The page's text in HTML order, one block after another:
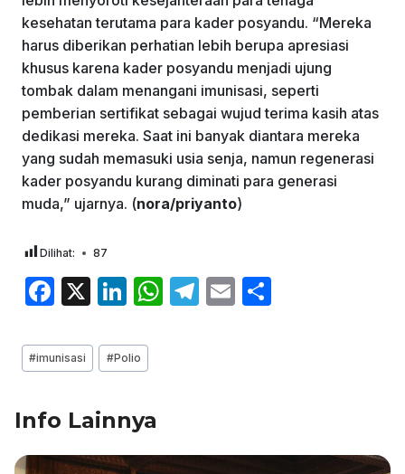
kesehatan terutama para kader posyandu. “Mereka
harus diberikan perhatian lebih berupa apresiasi
khusus karena kader posyandu menjadi ujung
tombak dalam menangani imunisasi, seperti
pemberian sertifikat sebagai wujud terima kasih atas
dedikasi mereka. Saat ini banyak diantara mereka
yang sudah memasuki usia senja, namun regenerasi
kader posyandu kurang diminati para generasi
muda,” ujarnya. (nora/priyanto)
Dilihat: 87
F
c
e
b
o
o
X
Li
k
e
n
W
p
T
E
Post
Tags:
#imunisasi #Polio
Info Lainnya